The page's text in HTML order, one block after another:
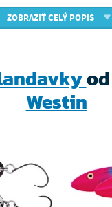
je pre pstruhov
rýb nespadne.
pre trút area
hlbšie vody
detailné
ZOBRAZIŤ CELÝ POPIS
Westin